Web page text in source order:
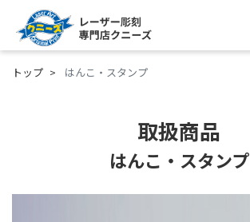
トップ はんこ・スタンプ
取扱商品
はんこ・スタンプ